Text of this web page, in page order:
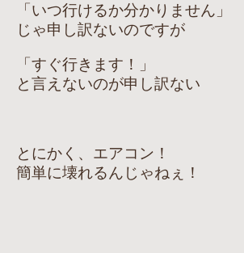
「いつ行けるか分かりません」
じゃ申し訳ないのですが
「すぐ行きます！」
と言えないのが申し訳ない
とにかく、エアコン！
簡単に壊れるんじゃねぇ！